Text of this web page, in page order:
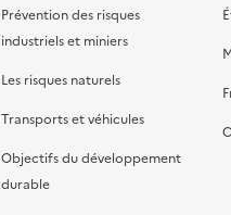
Prévention des risques
industriels et miniers
Les risques naturels
Transports et véhicules
Objectifs du développement
durable